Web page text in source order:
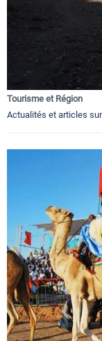
Tourisme et Région
Actualités et articles